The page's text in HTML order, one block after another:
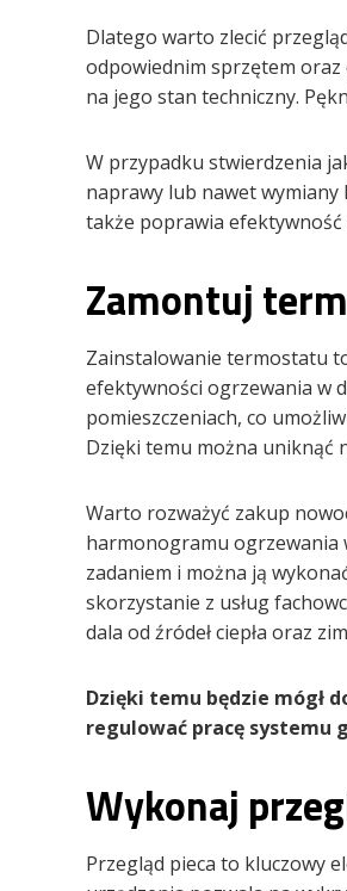
Dlatego warto zlecić
odpowiednim sprzętem oraz
na jego stan techniczny.
W przypadku stwierdzenia
naprawy lub nawet
także poprawia efektywność
Zamontuj
Zainstalowanie termostatu
efektywności ogrzewania w
pomieszczeniach, co
Dzięki temu można uniknąć
Warto rozważyć zakup
harmonogramu ogrzewania
zadaniem i można ją
skorzystanie z usług
dala od źródeł ciepła oraz
Dzięki temu będzie mógł
regulować pracę systemu
Wykonaj
Przegląd pieca to kluczowy